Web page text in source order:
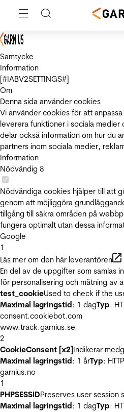
Samtycke
Information
[#IABV2SETTINGS#]
Om
Denna sida använder cookies
Vi använder cookies för att
leverera funktioner i sociala
delar också information om hur du
partners inom sociala medier,
Information
Nödvändig 8
Nödvändiga cookies hjälper till att
genom att möjliggöra
tillgång till säkra områden på
fungera optimalt utan dessa
Google
1
Läs mer om den här leverantören
En del av de uppgifter som samlas
för personalisering och mätning av
test_cookieUsed to check if the
Maximal lagringstid: 1 dagTyp:
consent.cookiebot.com
www.track.garnius.se
2
CookieConsent [x2]Indikerar
Maximal lagringstid: 1 årTyp:
garnius.no
1
PHPSESSIDPreserves user session
Maximal lagringstid: 1 dagTyp: